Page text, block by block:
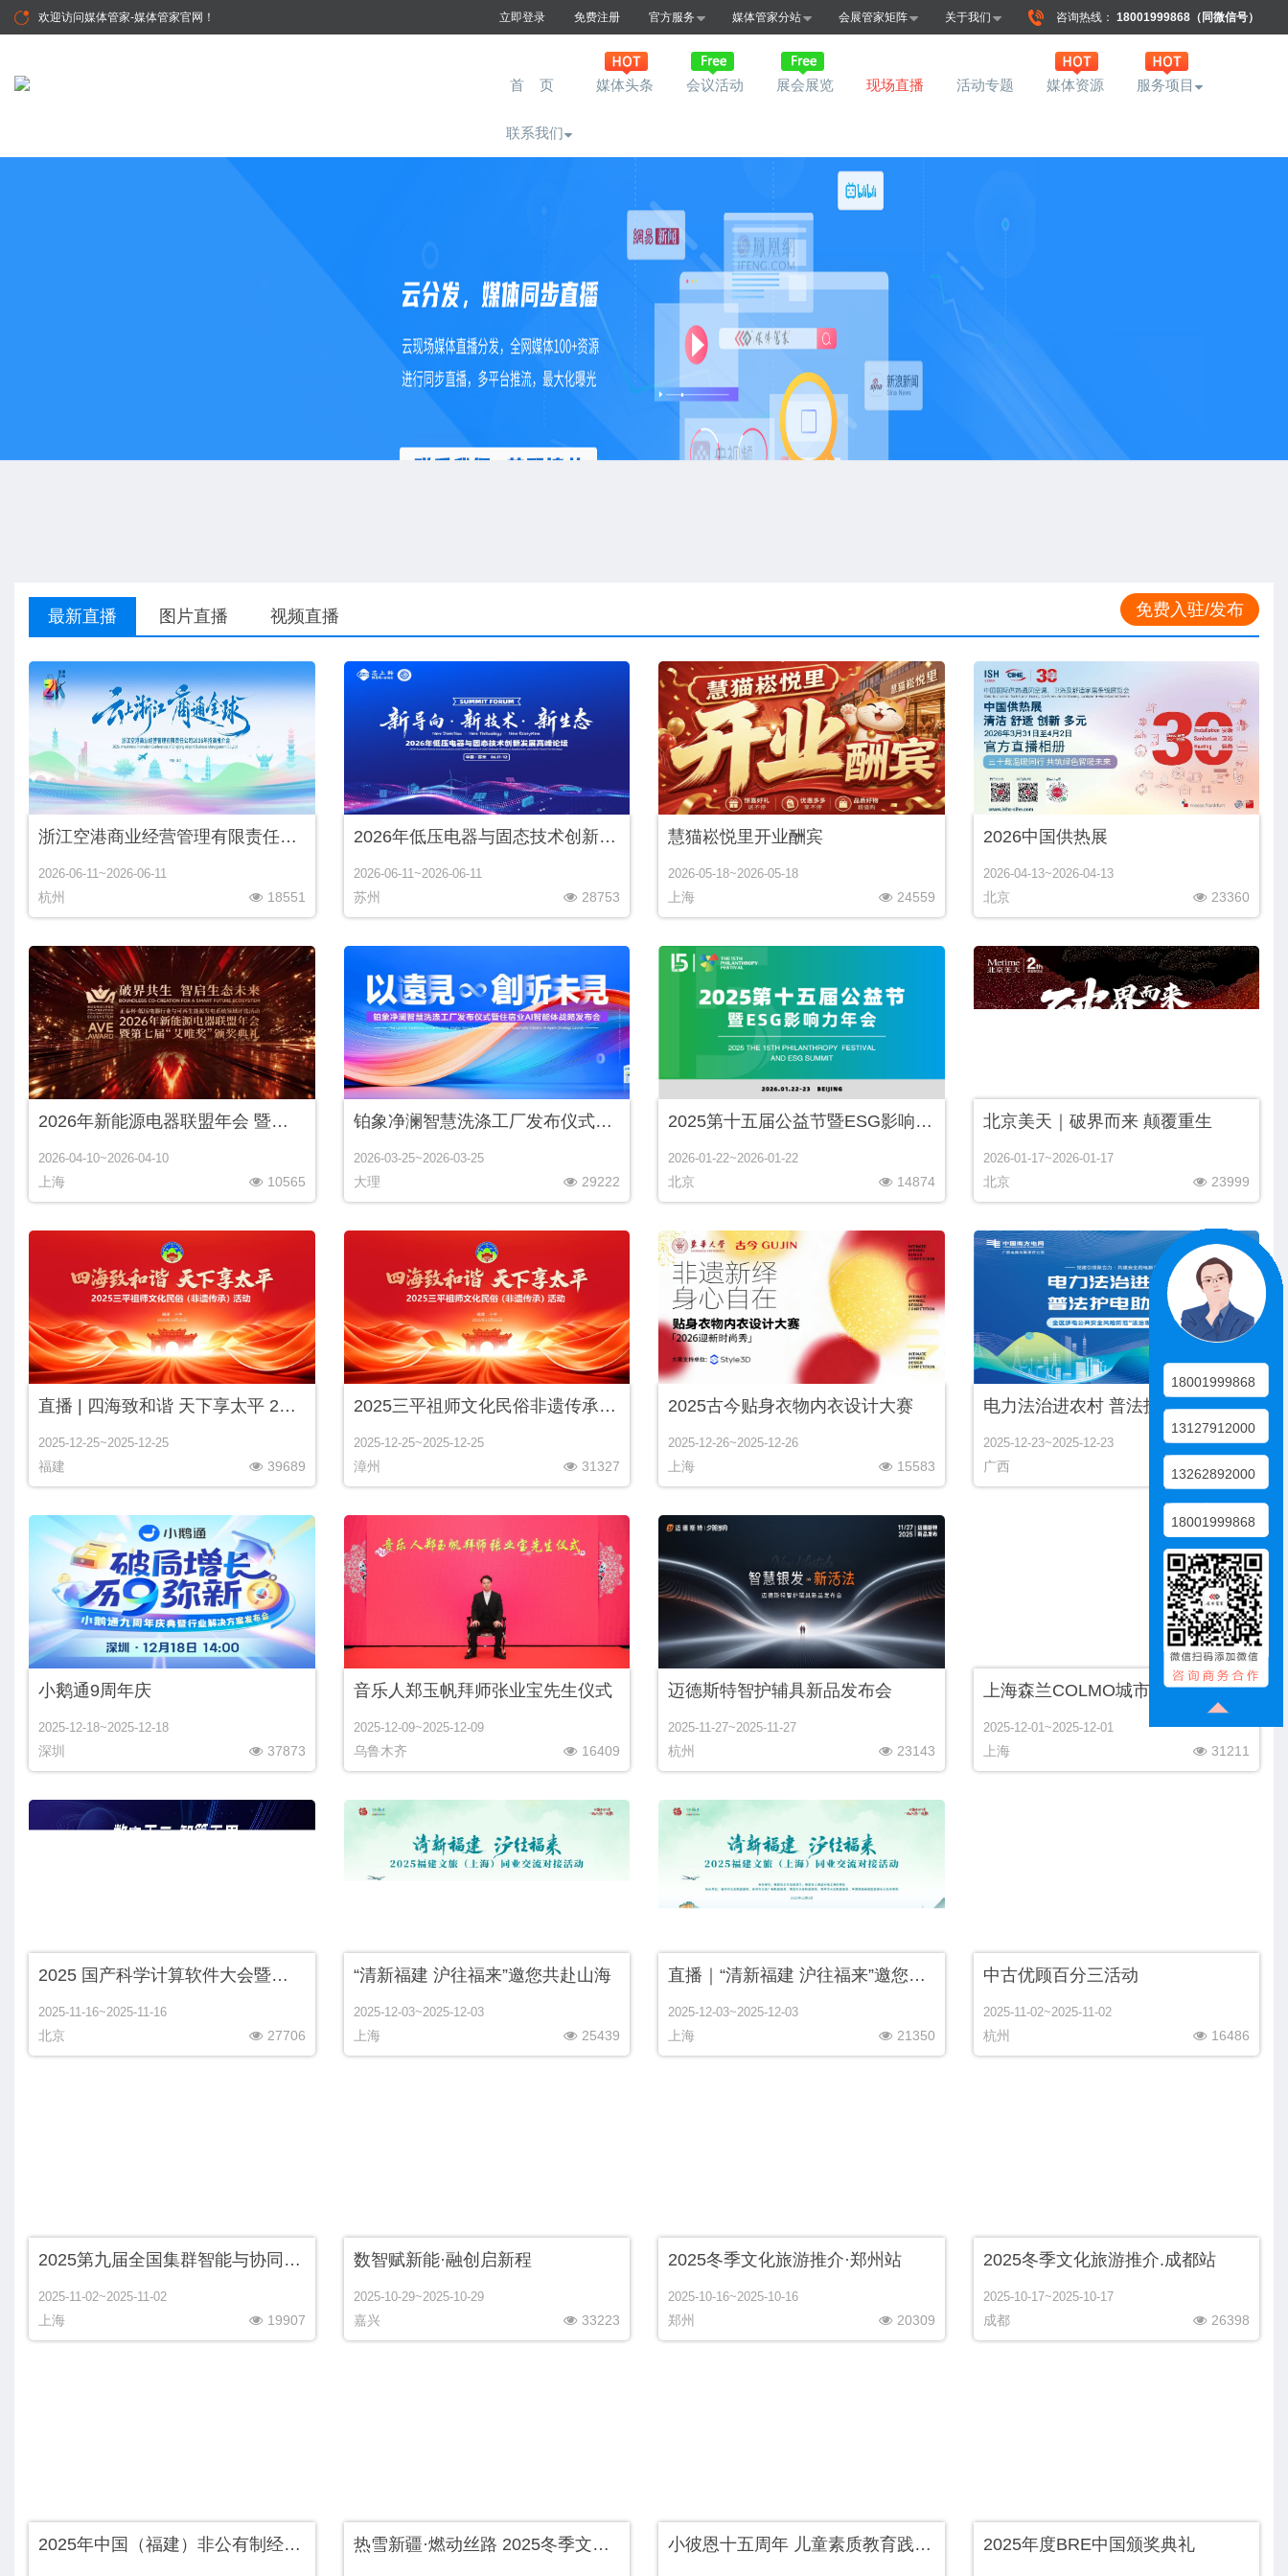
欢迎访问媒体管家-媒体管家官网 ！ 立即登录 免费注册 官方服务 媒体管家分站 会展管家矩阵 关于我们 咨询热线： 18001999868（同微信号）
首 页 媒体头条 会议活动 展会展览 现场直播 活动专题 媒体资源 服务项目
联系我们
最新直播 图片直播 视频直播 免费入驻/发布
浙江空港商业经营管理有限责任公司2026年招商推介会
2026-06-11~2026-06-11
杭州 18551
2026年低压电器与固态技术创新发展高峰论坛
2026-06-11~2026-06-11
苏州 28753
慧猫崧悦里开业酬宾
2026-05-18~2026-05-18
上海 24559
2026中国供热展
2026-04-13~2026-04-13
北京 23360
2026年新能源电器联盟年会 暨第七届“艾唯奖”颁奖典礼
2026-04-10~2026-04-10
上海 10565
铂象净澜智慧洗涤工厂发布仪式暨住宿业AI智能体战略发布会
2026-03-25~2026-03-25
大理 29222
2025第十五届公益节暨ESG影响力年会
2026-01-22~2026-01-22
北京 14874
北京美天｜破界而来 颠覆重生
2026-01-17~2026-01-17
北京 23999
直播 | 四海致和谐 天下享太平 2025三平祖师文化民俗（非遗传承）活动
2025-12-25~2025-12-25
福建 39689
2025三平祖师文化民俗非遗传承活动隆重启幕
2025-12-25~2025-12-25
漳州 31327
2025古今贴身衣物内衣设计大赛
2025-12-26~2025-12-26
上海 15583
电力法治进农村 普法护电助振兴
2025-12-23~2025-12-23
广西 37064
小鹅通9周年庆
2025-12-18~2025-12-18
深圳 37873
音乐人郑玉帆拜师张业宝先生仪式
2025-12-09~2025-12-09
乌鲁木齐 16409
迈德斯特智护辅具新品发布会
2025-11-27~2025-11-27
杭州 23143
上海森兰COLMO城市超级体验中心盛大启幕
2025-12-01~2025-12-01
上海 31211
2025 国产科学计算软件大会暨北太天元产品发布会
2025-11-16~2025-11-16
北京 27706
“清新福建 沪往福来”邀您共赴山海
2025-12-03~2025-12-03
上海 25439
直播｜“清新福建 沪往福来”邀您共赴山海
2025-12-03~2025-12-03
上海 21350
中古优顾百分三活动
2025-11-02~2025-11-02
杭州 16486
2025第九届全国集群智能与协同控制大会
2025-11-02~2025-11-02
上海 19907
数智赋新能·融创启新程
2025-10-29~2025-10-29
嘉兴 33223
2025冬季文化旅游推介·郑州站
2025-10-16~2025-10-16
郑州 20309
2025冬季文化旅游推介.成都站
2025-10-17~2025-10-17
成都 26398
2025年中国（福建）非公有制经济发展论坛 热雪新疆·燃动丝路 2025冬季文化旅游推介 小彼恩十五周年 儿童素质教育践行者新品发布会 2025年度BRE中国颁奖典礼
18001999868
13127912000
13262892000
18001999868